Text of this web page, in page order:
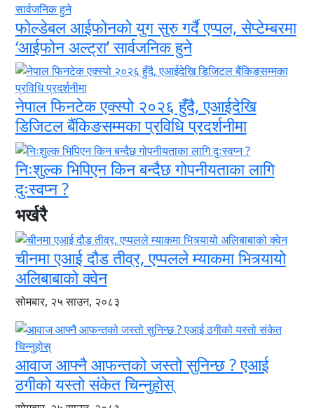
फोल्डेबल आईफोनको युग सुरु गर्दै एप्पल, सेप्टेम्बरमा
‘आईफोन अल्ट्रा’ सार्वजनिक हुने
नेपाल फिनटेक एक्स्पो २०२६ हुँदै, एआईदेखि
डिजिटल बैंकिङसम्मका प्रविधि प्रदर्शनीमा
निःशुल्क भिपिएन किन बन्दैछ गोपनीयताका लागि
दुःस्वप्न ?
भर्खरै
चीनमा एआई दौड तीव्र, एप्पलले म्याकमा भित्र्यायो
अलिबाबाको क्वेन
सोमबार, २५ साउन, २०८३
आवाज आफ्नै आफन्तको जस्तो सुनिन्छ ? एआई
ठगीको यस्तो संकेत चिन्नुहोस्